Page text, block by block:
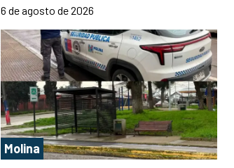
6 de agosto de 2026
Molina